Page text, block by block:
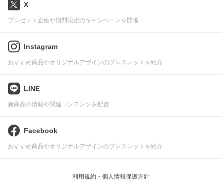
X
プレゼント企画や期間限定のキャンペーンを開催
Instagram
おすすめ商品やオリジナルデザインのブレスレットを紹介
LINE
新商品の情報や関連コンテンツを配信
Facebook
おすすめ商品やオリジナルデザインのブレスレットを紹介
利用規約・個人情報保護方針